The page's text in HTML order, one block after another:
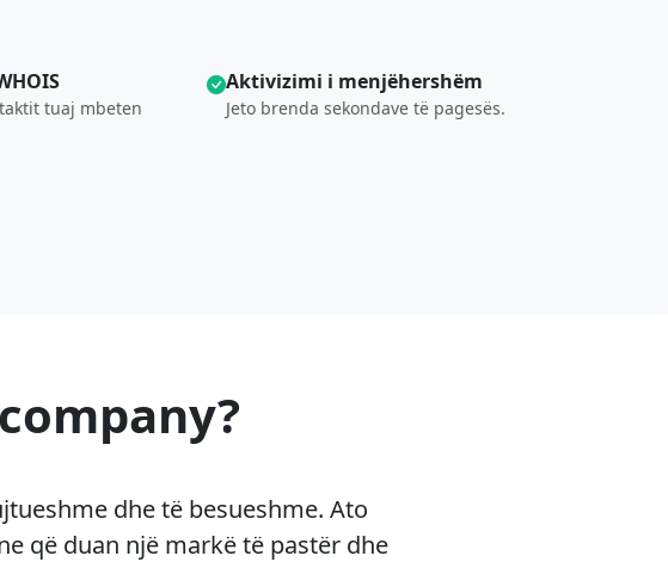
tuaj mbeten
Aktivizimi i menjëhershëm
Jeto brenda sekondave të pagesës.
dhe të besueshme. Ato
që duan një markë të pastër dhe